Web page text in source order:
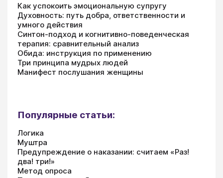
Как успокоить эмоциональную супругу
Духовность: путь добра, ответственности и
умного действия
Синтон-подход и когнитивно-поведенческая
терапия: сравнительный анализ
Обида: инструкция по применению
Три принципа мудрых людей
Манифест послушания женщины
Популярные статьи:
Логика
Муштра
Предупреждение о наказании: считаем «Раз!
два! три!»
Метод опроса